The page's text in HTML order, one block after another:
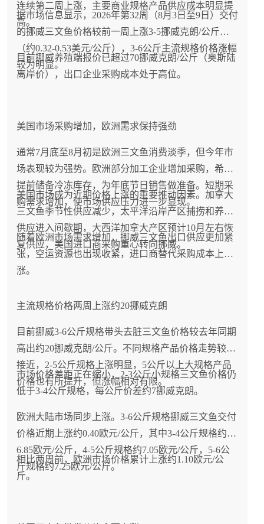
连续第二周上涨，主要商业规格产品供应成本明显提
高。
据市场信息显示，2026年第32周（8月3日至9日）交付
的挪威三文鱼价格较前一周上涨3-5挪威克朗/公斤
（约0.32-0.53美元/公斤），3-6公斤主流规格价格涨幅
较为明显。
目前挪威养殖端报价已超过70挪威克朗/公斤（奥斯陆
离岸价），出口企业采购成本处于高位。
美国市场采购增加，欧洲需求保持强劲
通常7月底至8月初是欧洲三文鱼消费淡季，但今年市
场表现较为强势。欧洲部分加工企业增加采购，希望
提前储备冷冻库存，为年底节日销售做准备。短期采
购需求增加，使市场供应压力进一步显现。
美国市场成为近期价格上涨的重要推动因素。加拿大
三文鱼季节性供应减少，太平洋沿岸产区捕捞和养殖
供应进入间歇期，大西洋加拿大产区预计10月左右恢
复供应，美国进口商采购重心转向挪威。
随着欧洲市场需求增加，挪威三文鱼出口供应更加紧
张，空运资源也出现收紧，进口商替代采购成本上
涨。
主流规格价格两周上涨约20挪威克朗
目前挪威3-6公斤规格带头去脏三文鱼价格较去年同期
高出约20挪威克朗/公斤。不同规格产品价格走势较为
接近，2-5公斤规格上涨明显，5公斤以上大规格产品
价格也有所提升，但涨幅相对有限。
市场价格差距正在缩小，2-3公斤小规格三文鱼价格仍
低于3-4公斤规格，每公斤价差约7挪威克朗。
欧洲大陆市场同步上涨。3-6公斤规格挪威三文鱼交付
价格近期上涨约0.40欧元/公斤，其中3-4公斤规格约
6.85欧元/公斤，4-5公斤规格约7.05欧元/公斤，5-6公
斤规格约7.25欧元/公斤。
相比两周前，欧洲市场价格累计上涨约1.10欧元/公
斤。